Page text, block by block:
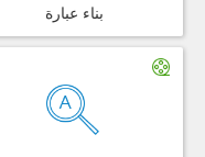
بناء عبارة